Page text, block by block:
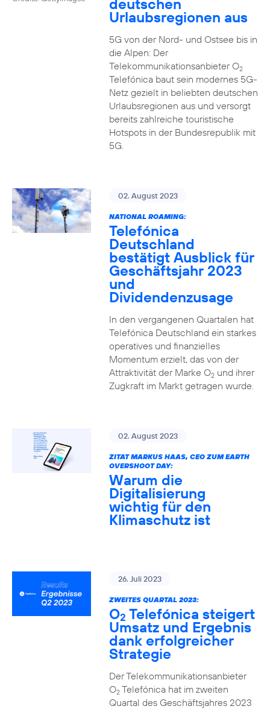
deutschen
Urlaubsregionen aus
5G von der Nord- und Ostsee bis in
die Alpen: Der
Telekommunikationsanbieter O2
Telefónica baut sein modernes 5G-
Netz gezielt in beliebten deutschen
Urlaubsregionen aus und versorgt
bereits zahlreiche touristische
Hotspots in der Bundesrepublik mit
5G.
02. August 2023
NATIONAL ROAMING:
Telefónica
Deutschland
bestätigt Ausblick für
Geschäftsjahr 2023
und
Dividendenzusage
In den vergangenen Quartalen hat
Telefónica Deutschland ein starkes
operatives und finanzielles
Momentum erzielt, das von der
Attraktivität der Marke O2und ihrer
Zugkraft im Markt getragen wurde.
02. August 2023
ZITAT MARKUS HAAS, CEO ZUM EARTH
OVERSHOOT DAY:
Warum die
Digitalisierung
wichtig für den
Klimaschutz ist
26. Juli 2023
ZWEITES QUARTAL 2023:
O2 Telefónica steigert
Umsatz und Ergebnis
dank erfolgreicher
Strategie
Der Telekommunikationsanbieter
O2Telefónica hat im zweiten
Quartal des Geschäftsjahres 2023